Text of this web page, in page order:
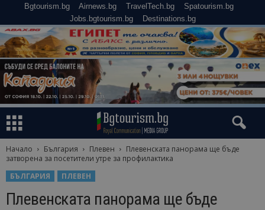
Bgtourism.bg Airnews.bg TravelTech.bg
Spatourism.bg
Jobs.bgtourism.bg
Destinations.bg
Начало България Плевен
Плевенската панорама ще бъде
затворена за посетители утре за профилактика
БЪЛГАРИЯ
ПЛЕВЕН
Плевенската панорама ще бъде